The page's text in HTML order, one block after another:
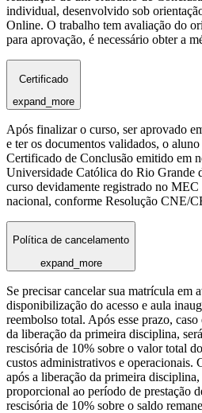
individual, desenvolvido sob
Online. O trabalho tem avaliação do
para aprovação, é necessário obter a
Certificado
expand_more
Após finalizar o curso, ser aprovado
e ter os documentos validados, o
Certificado de Conclusão emitido em
Universidade Católica do Rio Grande
curso devidamente registrado no
nacional, conforme Resolução CNE/
Política de cancelamento
expand_more
Se precisar cancelar sua matrícula em
disponibilização do acesso e aula
reembolso total. Após esse prazo,
da liberação da primeira disciplina,
rescisória de 10% sobre o valor total
custos administrativos e operacionais.
após a liberação da primeira
proporcional ao período de prestação
rescisória de 10% sobre o saldo